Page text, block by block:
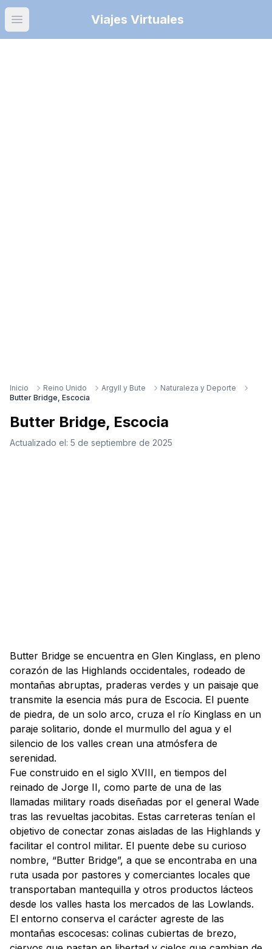
Open main menuViajes Virtuales
Inicio Reino Unido Argyll y Bute
Naturaleza y Deporte
Butter Bridge, Escocia
Butter Bridge, Escocia
Actualizado el: 5 de septiembre de 2025
Butter Bridge se encuentra en Glen Kinglass, en pleno
corazón de las Highlands occidentales, rodeado de
montañas abruptas, praderas verdes y un paisaje que
transmite la esencia más pura de Escocia. El puente
de piedra, de un solo arco, cruza el río Kinglass en un
paraje solitario, donde el murmullo del agua y el
silencio de los valles crean una atmósfera de
serenidad.
Fue construido en el siglo XVIII, en tiempos del
reinado de Jorge II, como parte de una de las
llamadas military roads diseñadas por el general Wade
tras las revueltas jacobitas. Estas carreteras tenían el
objetivo de conectar zonas aisladas de las Highlands y
facilitar el control militar. El puente debe su curioso
nombre, “Butter Bridge”, a que se encontraba en una
ruta usada por pastores y comerciantes locales que
transportaban mantequilla y otros productos lácteos
desde los valles hasta los mercados de las Lowlands.
El entorno conserva el carácter agreste de las
montañas escocesas: colinas cubiertas de brezo,